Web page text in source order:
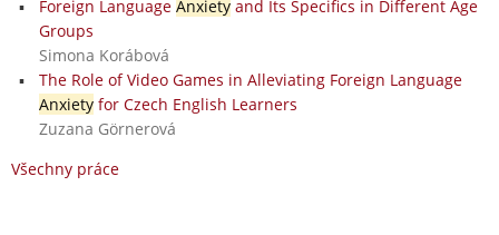
Foreign Language Anxietyand Its Specifics in Different Age
Groups
Simona Korábová
The Role of Video Games in Alleviating Foreign Language
Anxietyfor Czech English Learners
Zuzana Görnerová
Všechny práce